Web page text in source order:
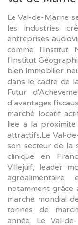
Le Val-de-Marne
les industries
entreprises
comme l'Institut
l'Institut
bien immobilier
dans le cadre de
Futur
d’avantages
marché locatif
liée à la
attractifs.Le Val-
son secteur de la
clinique en
Villejuif, leader
notamment grâce
marché mondial
tonnes de
année. Le Val-